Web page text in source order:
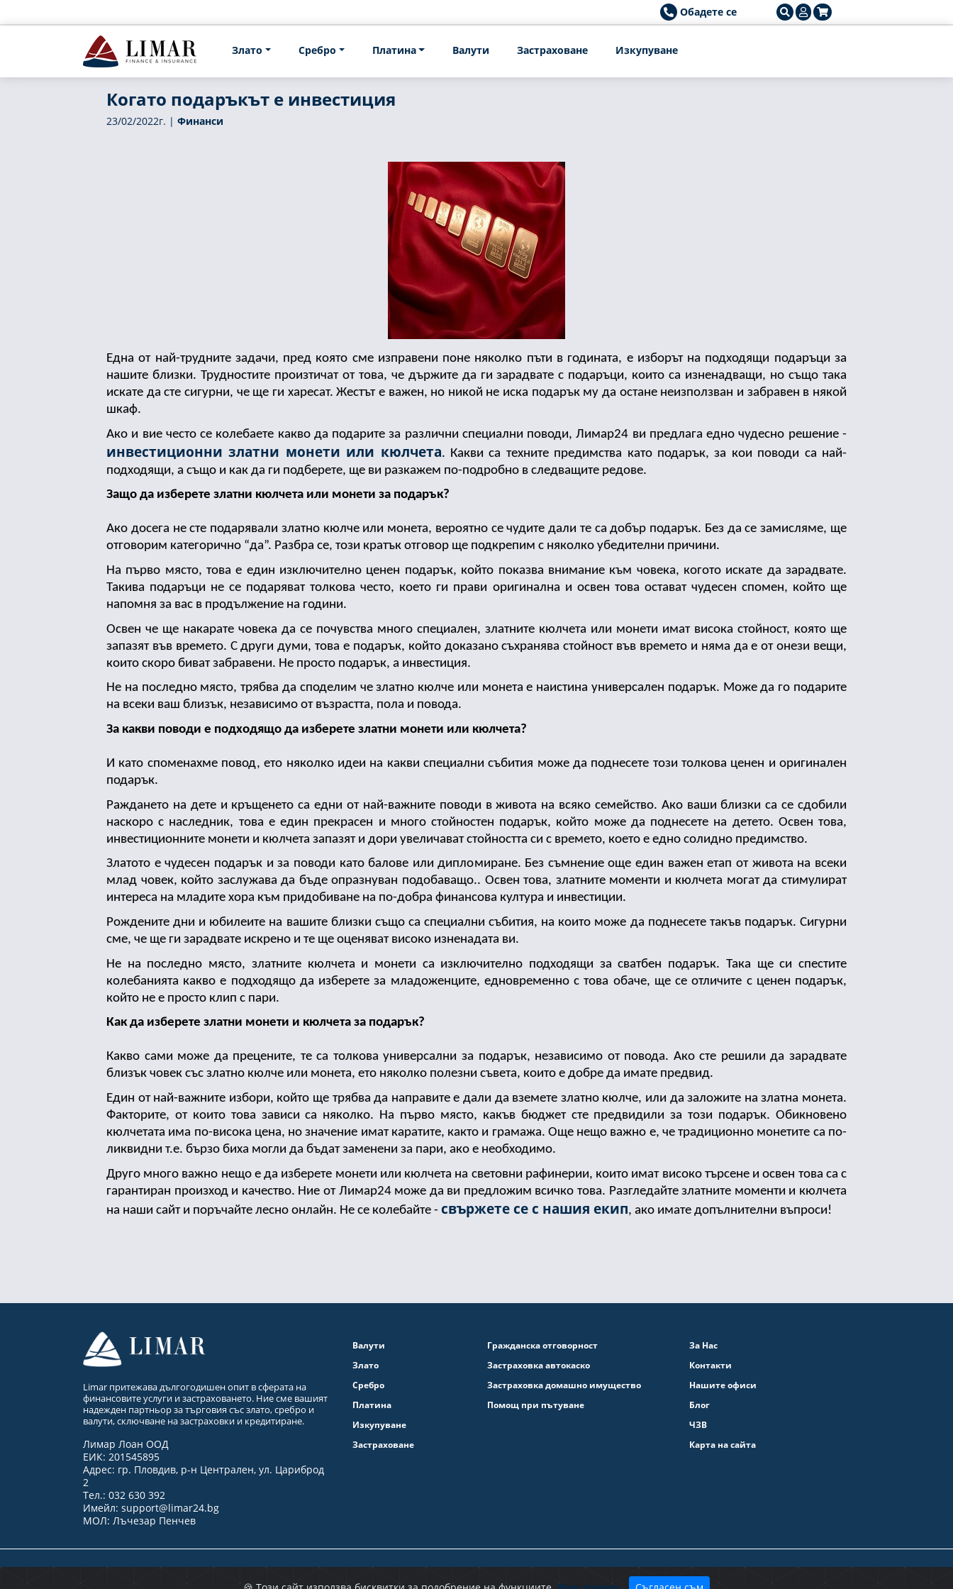
Обадете се
Злато Сребро Платина Валути Застраховане Изкупуване
Когато подаръкът е инвестиция
23/02/2022г. | Финанси
Една от най-трудните задачи, пред която сме изправени поне няколко пъти в годината, е изборът на подходящи подаръци за
нашите близки. Трудностите произтичат от това, че държите да ги зарадвате с подаръци, които са изненадващи, но също така
искате да сте сигурни, че ще ги харесат. Жестът е важен, но никой не иска подарък му да остане неизползван и забравен в някой
шкаф.
инвестиционни златни монети или кюлчета. Какви са техните предимства като подарък, за кои поводи са най-
подходящи, а също и как да ги подберете, ще ви разкажем по-подробно в следващите редове.
Защо да изберете златни кюлчета или монети за подарък?
Ако досега не сте подарявали златно кюлче или монета, вероятно се чудите дали те са добър подарък. Без да се замисляме, ще
отговорим категорично “да”. Разбра се, този кратък отговор ще подкрепим с няколко убедителни причини.
На първо място, това е един изключително ценен подарък, който показва внимание към човека, когото искате да зарадвате.
Такива подаръци не се подаряват толкова често, което ги прави оригинална и освен това остават чудесен спомен, който ще
напомня за вас в продължение на години.
Освен че ще накарате човека да се почувства много специален, златните кюлчета или монети имат висока стойност, която ще
запазят във времето. С други думи, това е подарък, който доказано съхранява стойност във времето и няма да е от онези вещи,
които скоро биват забравени. Не просто подарък, а инвестиция.
Не на последно място, трябва да споделим че златно кюлче или монета е наистина универсален подарък. Може да го подарите
на всеки ваш близък, независимо от възрастта, пола и повода.
За какви поводи е подходящо да изберете златни монети или кюлчета?
И като споменахме повод, ето няколко идеи на какви специални събития може да поднесете този толкова ценен и оригинален
подарък.
Раждането на дете и кръщенето са едни от най-важните поводи в живота на всяко семейство. Ако ваши близки са се сдобили
наскоро с наследник, това е един прекрасен и много стойностен подарък, който може да поднесете на детето. Освен това,
инвестиционните монети и кюлчета запазят и дори увеличават стойността си с времето, което е едно солидно предимство.
Златото е чудесен подарък и за поводи като балове или дипломиране. Без съмнение още един важен етап от живота на всеки
млад човек, който заслужава да бъде опразнуван подобаващо.. Освен това, златните моменти и кюлчета могат да стимулират
интереса на младите хора към придобиване на по-добра финансова култура и инвестиции.
Рождените дни и юбилеите на вашите близки също са специални събития, на които може да поднесете такъв подарък. Сигурни
сме, че ще ги зарадвате искрено и те ще оценяват високо изненадата ви.
Не на последно място, златните кюлчета и монети са изключително подходящи за сватбен подарък. Така ще си спестите
колебанията какво е подходящо да изберете за младоженците, едновременно с това обаче, ще се отличите с ценен подарък,
който не е просто клип с пари.
Как да изберете златни монети и кюлчета за подарък?
Какво сами може да прецените, те са толкова универсални за подарък, независимо от повода. Ако сте решили да зарадвате
близък човек със златно кюлче или монета, ето няколко полезни съвета, които е добре да имате предвид.
Един от най-важните избори, който ще трябва да направите е дали да вземете златно кюлче, или да заложите на златна монета.
Факторите, от които това зависи са няколко. На първо място, какъв бюджет сте предвидили за този подарък. Обикновено
кюлчетата има по-висока цена, но значение имат каратите, както и грамажа. Още нещо важно е, че традиционно монетите са по-
ликвидни т.е. бързо биха могли да бъдат заменени за пари, ако е необходимо.
Друго много важно нещо е да изберете монети или кюлчета на световни рафинерии, които имат високо търсене и освен това са с
гарантиран произход и качество. Ние от Лимар24 може да ви предложим всичко това. Разгледайте златните моменти и кюлчета
на наши сайт и поръчайте лесно онлайн. Не се колебайте - свържете се с нашия екип, ако имате допълнителни въпроси!
Limar притежава дългогодишен опит в сферата на
финансовите услуги и застраховането. Ние сме вашият
надежден партньор за търговия със злато, сребро и
валути, сключване на застраховки и кредитиране.
Лимар Лоан ООД
ЕИК: 201545895
Адрес: гр. Пловдив, р-н Централен, ул. Цариброд
2
Тел.: 032 630 392
Имейл: support@limar24.bg
МОЛ: Лъчезар Пенчев
Валути
Злато
Сребро
Платина
Изкупуване
Застраховане
Гражданска отговорност
Застраховка автокаско
Застраховка домашно имущество
Помощ при пътуване
За Нас
Контакти
Нашите офиси
Блог
ЧЗВ
Карта на сайта
Политика за защита на личните данни